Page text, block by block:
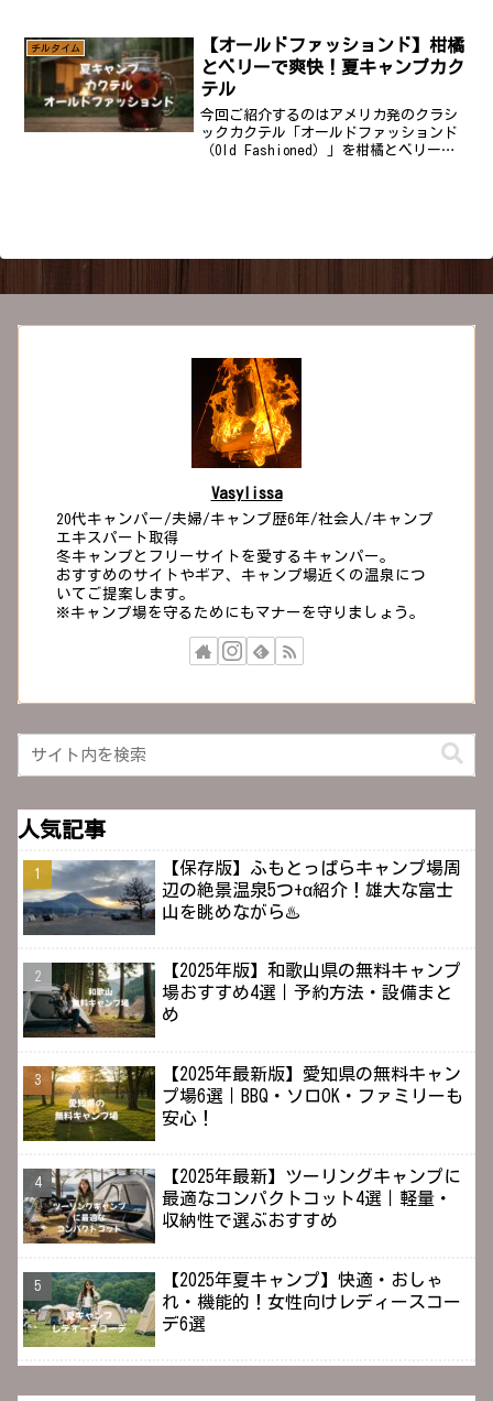
ンブルってどんなカクテル？ブランブル
は1984年、ロンドン・...
チルタイム
【オールドファッションド】柑橘
とベリーで爽快！夏キャンプカク
テル
今回ご紹介するのはアメリカ発のクラシ
ックカクテル「オールドファッションド
（Old Fashioned）」を柑橘とベリーで
Vasylissa
20代キャンパー/夫婦/キャンプ歴6年/社会人/キャンプ
エキスパート取得
冬キャンプとフリーサイトを愛するキャンパー。
おすすめのサイトやギア、キャンプ場近くの温泉につ
いてご提案します。
※キャンプ場を守るためにもマナーを守りましょう。
人気記事
【保存版】ふもとっぱらキャンプ場周
辺の絶景温泉5つ+α紹介！雄大な富士
山を眺めながら♨️
【2025年版】和歌山県の無料キャンプ
場おすすめ4選｜予約方法・設備まと
め
【2025年最新版】愛知県の無料キャン
プ場6選｜BBQ・ソロOK・ファミリーも
安心！
【2025年最新】ツーリングキャンプに
最適なコンパクトコット4選｜軽量・
収納性で選ぶおすすめ
【2025年夏キャンプ】快適・おしゃ
れ・機能的！女性向けレディースコー
デ6選